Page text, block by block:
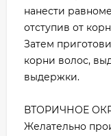
нанести
отступив от
Затем
корни волос,
выдержки.
ВТОРИЧНОЕ
Желательно